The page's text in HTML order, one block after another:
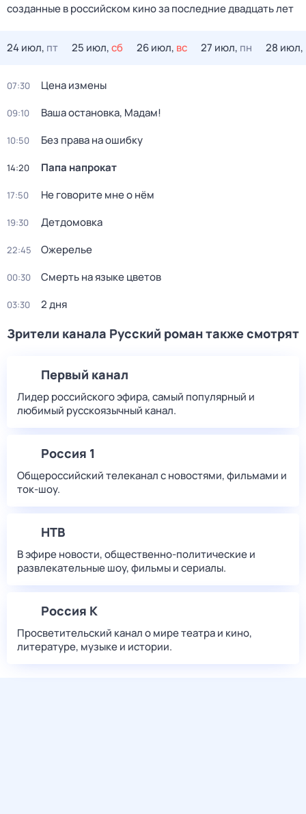
созданные в российском кино за последние двадцать лет
24 июл, пт 25 июл,сб 26 июл, вс 27 июл, пн 28 июл,
07:30 Цена измены
09:10 Ваша остановка, Мадам!
10:50 Без права на ошибку
14:20 Папа напрокат
17:50 Не говорите мне о нём
19:30 Детдомовка
22:45 Ожерелье
00:30 Смерть на языке цветов
03:30 2 дня
Зрители канала Русский роман также смотрят
Первый канал
Лидер российского эфира, самый популярный и
любимый русскоязычный канал.
Россия 1
Общероссийский телеканал с новостями, фильмами и
ток-шоу.
НТВ
В эфире новости, общественно-политические и
развлекательные шоу, фильмы и сериалы.
Россия К
Просветительский канал о мире театра и кино,
литературе, музыке и истории.